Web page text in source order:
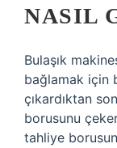
NASIL
Bulaşık
bağlamak için
çıkardıktan
borusunu
tahliye